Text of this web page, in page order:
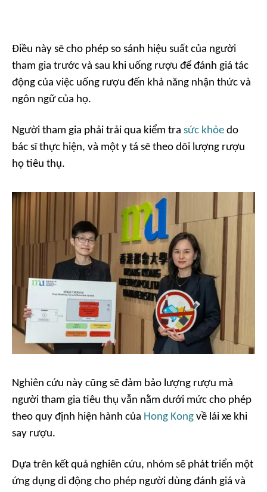
Điều này sẽ cho phép so sánh hiệu suất của người
tham gia trước và sau khi uống rượu để đánh giá tác
động của việc uống rượu đến khả năng nhận thức và
ngôn ngữ của họ.
Người tham gia phải trải qua kiểm tra sức khỏe do
bác sĩ thực hiện, và một y tá sẽ theo dõi lượng rượu
họ tiêu thụ.
Nghiên cứu này cũng sẽ đảm bảo lượng rượu mà
người tham gia tiêu thụ vẫn nằm dưới mức cho phép
theo quy định hiện hành của Hong Kong về lái xe khi
say rượu.
Dựa trên kết quả nghiên cứu, nhóm sẽ phát triển một
ứng dụng di động cho phép người dùng đánh giá và